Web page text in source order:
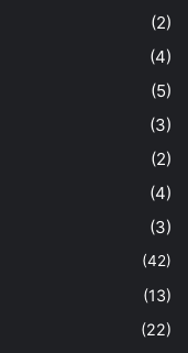
(2)
(4)
(5)
(3)
(2)
(4)
(3)
(42)
(13)
(22)